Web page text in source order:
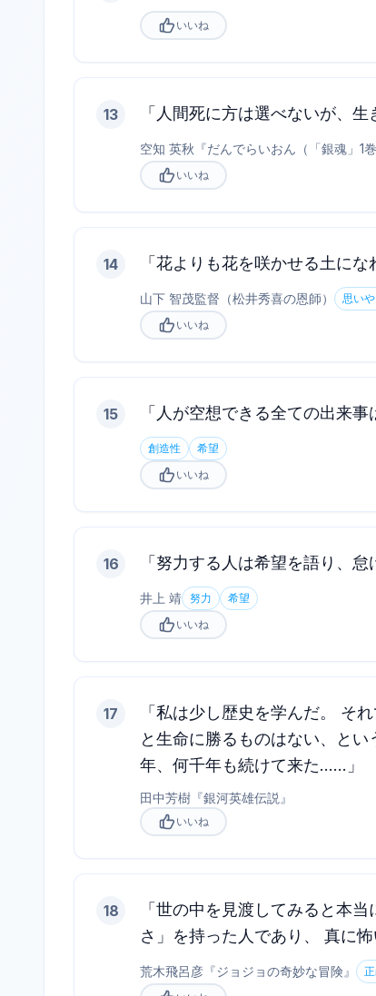
いいね
13 「人間死に方は選べないが、生
空知 英秋 『だんでらいおん（「銀魂」1
いいね
14 「花よりも花を咲かせる土にな
山下 智茂監督（松井秀喜の恩師） 思いや
いいね
15 「人が空想できる全ての出来事
創造性
希望
いいね
16 「努力する人は希望を語り、怠
井上 靖 努力
希望
いいね
17
「私は少し歴史を学んだ。 そ
と生命に勝るものはない、と
年、何千年も続けて来た……」
田中芳樹 『銀河英雄伝説 』
いいね
18
「世の中を見渡してみると本
さ」を持った人であり、 真に
荒木飛呂彦 『ジョジョの奇妙な冒険 』